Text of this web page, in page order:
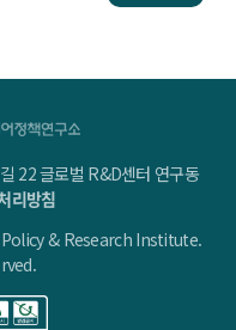
22 글로벌 R&D센터 연구동
리방침
& Research Institute.